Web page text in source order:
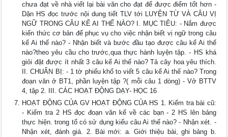
chưa đạt về nhà viết lại bài văn cho đạt để được điểm tốt hơn -
Dặn HS đọc trước nội dung tiết TLV tới LUYỆN TỪ VÀ CÂU VỊ
NGỮ TRONG CÂU KỂ AI THẾ NÀO? I. MỤC TIÊU: - Nắm được
kiến thức cơ bản để phục vụ cho việc nhận biết vị ngữ trong câu
kể Ai thế nào? - Nhận biết và bước đầu tạo được câu kể Ai thế
nào?theo yêu cầu cho trước,qua thực hành luyện tập. - HS khá
giỏi đặt được ít nhất 3 câu kể Ai thế nào? Tả cây hoa yêu thích.
II. CHUẨN BỊ: - 1 tờ phiếu khổ to viết 5 câu kể Ai thế nào? Trong
đoạn văn ở BT1, phần luyện tập ?( mỗi câu 1 dòng) - Vở BTTV
4, tập 2. III. CÁC HOẠT ĐỘNG DẠY- HỌC 16
HOẠT ĐỘNG CỦA GV HOẠT ĐỘNG CỦA HS 1. Kiểm tra bài cũ:
- Kiểm tra 2 HS đọc đoạn văn kể về các bạn - 2 HS lên bảng
thực hiện. trong tổ có sử dụng kiểu câu Ai thế nào? - Nhận xét. -
Nhận xét, đánh giá. 2. Bài mới: a. Giới thiệu bài, ghi bảng b.